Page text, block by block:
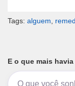
Tags: alguem
E o que mais